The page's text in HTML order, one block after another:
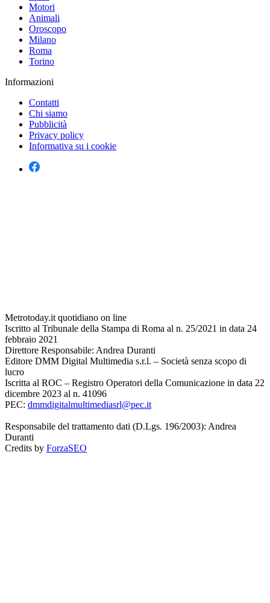
Motori
Animali
Oroscopo
Milano
Roma
Torino
Informazioni
Contatti
Chi siamo
Pubblicità
Privacy policy
Informativa su i cookie
Metrotoday.it quotidiano on line
Iscritto al Tribunale della Stampa di Roma al n. 25/2021 in data 24
febbraio 2021
Direttore Responsabile: Andrea Duranti
Editore DMM Digital Multimedia s.r.l. – Società senza scopo di
lucro
Iscritta al ROC – Registro Operatori della Comunicazione in data 22
dicembre 2023 al n. 41096
PEC: dmmdigitalmultimediasrl@pec.it
Responsabile del trattamento dati (D.Lgs. 196/2003): Andrea
Duranti
Credits by ForzaSEO